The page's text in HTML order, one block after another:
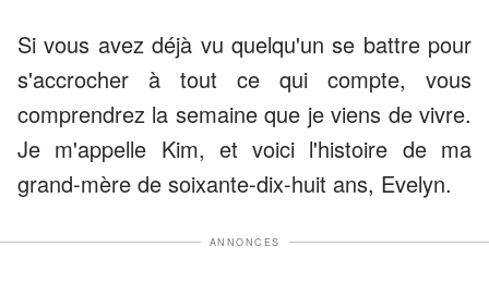
Si vous avez déjà vu quelqu'un se battre pour
s'accrocher à tout ce qui compte, vous
comprendrez la semaine que je viens de vivre.
Je m'appelle Kim, et voici l'histoire de ma
grand-mère de soixante-dix-huit ans, Evelyn.
ANNONCES